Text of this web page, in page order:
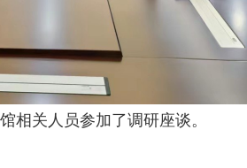
关人员参加了调研座谈。